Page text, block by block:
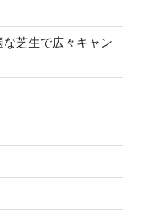
芝生で広々キャン